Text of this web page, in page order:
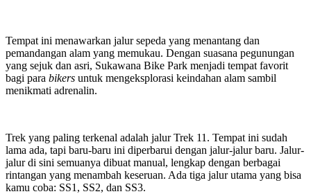
Tempat ini menawarkan jalur sepeda yang menantang dan
pemandangan alam yang memukau. Dengan suasana pegunungan
yang sejuk dan asri, Sukawana Bike Park menjadi tempat favorit
bagi para bikers untuk mengeksplorasi keindahan alam sambil
menikmati adrenalin.
Trek yang paling terkenal adalah jalur Trek 11. Tempat ini sudah
lama ada, tapi baru-baru ini diperbarui dengan jalur-jalur baru. Jalur-
jalur di sini semuanya dibuat manual, lengkap dengan berbagai
rintangan yang menambah keseruan. Ada tiga jalur utama yang bisa
kamu coba: SS1, SS2, dan SS3.